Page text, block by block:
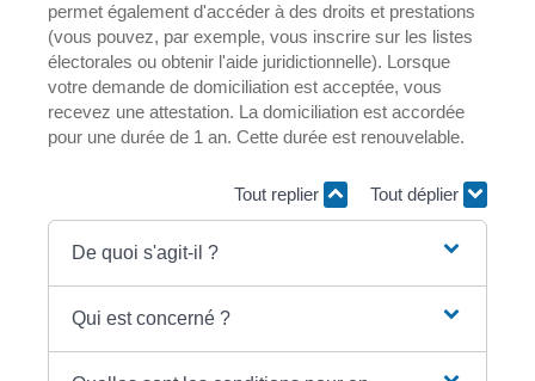
permet également d'accéder à des droits et prestations
(vous pouvez, par exemple, vous inscrire sur les listes
électorales ou obtenir l'aide juridictionnelle). Lorsque
votre demande de domiciliation est acceptée, vous
recevez une attestation. La domiciliation est accordée
pour une durée de 1 an. Cette durée est renouvelable.
Tout replier Tout déplier
De quoi s'agit-il ?
Qui est concerné ?